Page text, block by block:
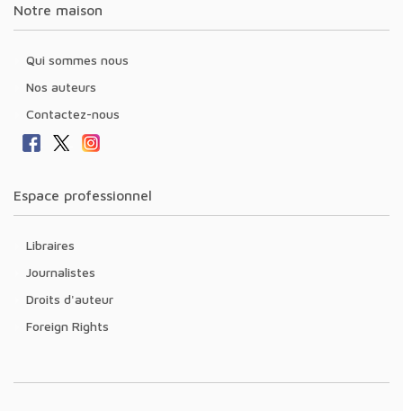
Notre maison
Qui sommes nous
Nos auteurs
Contactez-nous
Espace professionnel
Libraires
Journalistes
Droits d'auteur
Foreign Rights